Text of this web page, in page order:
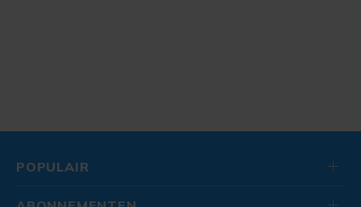
POPULAIR